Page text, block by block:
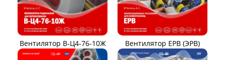
Вентилятор В-Ц4-76-10Ж Вентилятор ЕРВ (ЭРВ)